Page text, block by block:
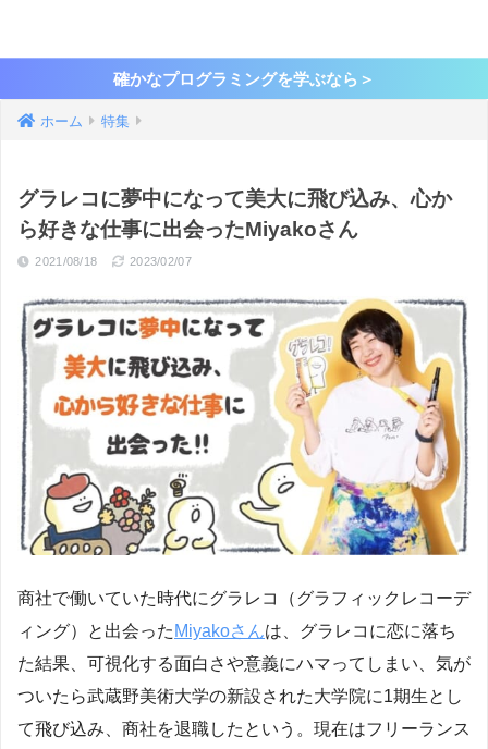
確かなプログラミングを学ぶなら＞
ホーム 特集
グラレコに夢中になって美大に飛び込み、心か
ら好きな仕事に出会ったMiyakoさん
2021/08/18 2023/02/07
商社で働いていた時代にグラレコ（グラフィックレコーデ
ィング）と出会ったMiyakoさんは、グラレコに恋に落ち
た結果、可視化する面白さや意義にハマってしまい、気が
ついたら武蔵野美術大学の新設された大学院に1期生とし
て飛び込み、商社を退職したという。現在はフリーランス